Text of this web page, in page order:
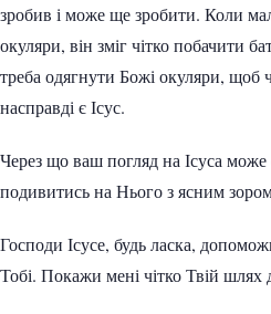
зробив і може ще зробити. Коли
окуляри, він зміг чітко побачити
треба одягнути Божі окуляри, щоб
насправді є Ісус.
Через що ваш погляд на Ісуса
подивитись на Нього з ясним
Господи Ісусе, будь ласка,
Тобі. Покажи мені чітко Твій шлях